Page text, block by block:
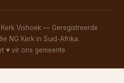
Vishoek — Geregistreerde
NG Kerk in Suid-Afrika.
♥ vir ons gemeente